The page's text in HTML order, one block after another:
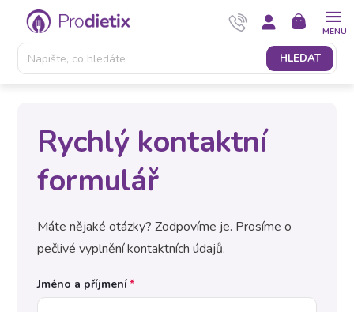
Přejít
obsah
HLEDAT
NÁKUPNÍ
KOŠÍK
Rychlý kontaktní
formulář
Máte nějaké otázky? Zodpovíme je. Prosíme o
pečlivé vyplnění kontaktních údajů.
Jméno a příjmení